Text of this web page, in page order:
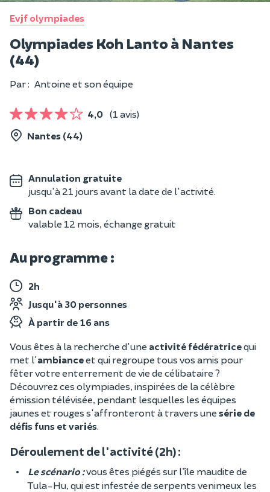
Evjf olympiades
Olympiades Koh Lanto à Nantes
(44)
Par : Antoine et son équipe
4,0 (1 avis)
Nantes (44)
Annulation gratuite
jusqu'à 21 jours avant la date de l'activité.
Bon cadeau
valable 12 mois, échange gratuit
Au programme :
2h
Jusqu'à 30 personnes
À partir de 16 ans
Vous êtes à la recherche d'une activité fédératricequi
met l'ambianceet qui regroupe tous vos amis pour
fêter votre enterrement de vie de célibataire ?
Découvrez ces olympiades, inspirées de la célèbre
émission télévisée, pendant lesquelles les équipes
jaunes et rouges s'affronteront à travers une série de
défis funs et variés.
Déroulement de l'activité (2h) :
Le scénario :vous êtes piégés sur l’île maudite de
Tula-Hu, qui est infestée de serpents venimeux les